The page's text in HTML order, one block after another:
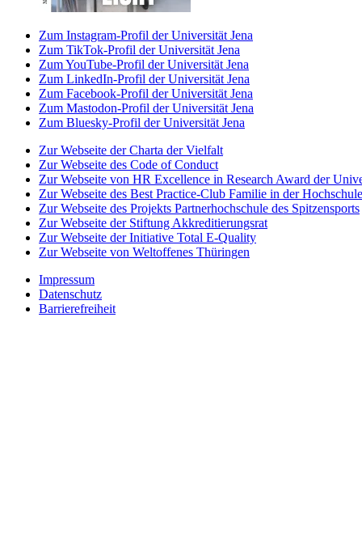
Zum Instagram-Profil der Universität Jena
Zum TikTok-Profil der Universität Jena
Zum YouTube-Profil der Universität Jena
Zum LinkedIn-Profil der Universität Jena
Zum Facebook-Profil der Universität Jena
Zum Mastodon-Profil der Universität Jena
Zum Bluesky-Profil der Universität Jena
Zur Webseite der Charta der Vielfalt
Zur Webseite des Code of Conduct
Zur Webseite von HR Excellence in Research Award der
Zur Webseite des Best Practice-Club Familie in der Hochschule
Zur Webseite des Projekts Partnerhochschule des Spitzensports
Zur Webseite der Stiftung Akkreditierungsrat
Zur Webseite der Initiative Total E-Quality
Zur Webseite von Weltoffenes Thüringen
Impressum
Datenschutz
Barrierefreiheit